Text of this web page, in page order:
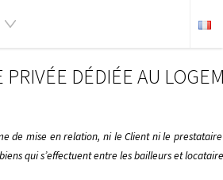
PRIVÉE DÉDIÉE AU
de mise en relation, ni le Client ni le
qui s’effectuent entre les bailleurs et